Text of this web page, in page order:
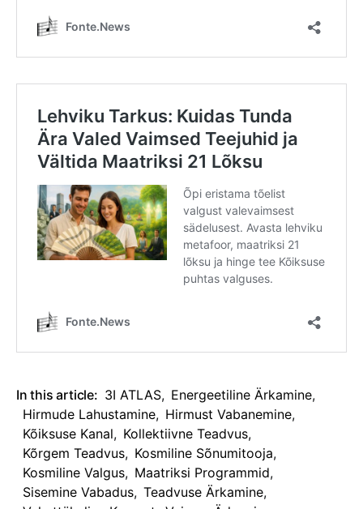
In this article: 3I ATLAS, Energeetiline Ärkamine,
Hirmude Lahustamine, Hirmust Vabanemine,
Kõiksuse Kanal, Kollektiivne Teadvus,
Kõrgem Teadvus, Kosmiline Sõnumitooja,
Kosmiline Valgus, Maatriksi Programmid,
Sisemine Vabadus, Teadvuse Ärkamine,